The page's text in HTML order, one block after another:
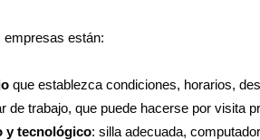
empresas están:
que establezca condiciones, horarios,
de trabajo, que puede hacerse por visita
y tecnológico: silla adecuada,